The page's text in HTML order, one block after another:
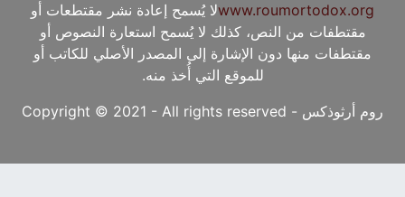
www.roumortodox.orgلا يُسمح إعادة نشر مقتطعات أو
مقتطفات من النص، كذلك لا يُسمح استعارة النصوص أو
مقتطفات منها دون الإشارة إلى المصدر الأصلي للكاتب أو
للموقع التي أُخذ منه.
روم أرثوذكس - Copyright © 2021 - All rights reserved